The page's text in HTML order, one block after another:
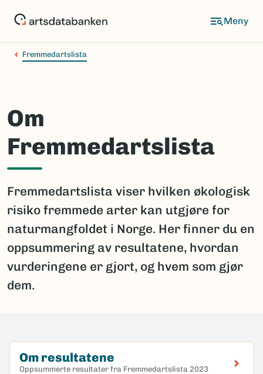
Fremmedartslista
Om
Fremmedartslista
Fremmedartslista viser hvilken økologisk
risiko fremmede arter kan utgjøre for
naturmangfoldet i Norge. Her finner du en
oppsummering av resultatene, hvordan
vurderingene er gjort, og hvem som gjør
dem.
Om resultatene
Oppsummerte resultater fra Fremmedartslista 2023